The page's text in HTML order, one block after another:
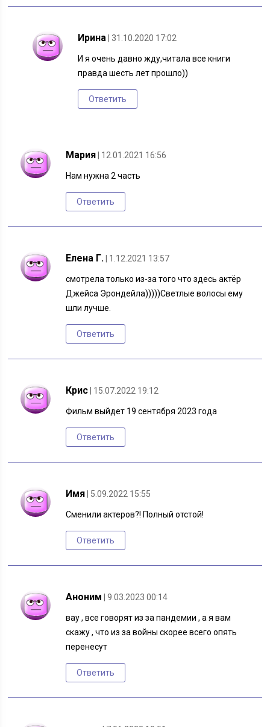
Ирина | 31.10.2020 17:02
И я очень давно жду,читала все книги
правда шесть лет прошло))
Ответить
Мария | 12.01.2021 16:56
Нам нужна 2 часть
Ответить
Елена Г. | 1.12.2021 13:57
смотрела только из-за того что здесь актёр
Джейса Эрондейла)))))Светлые волосы ему
шли лучше.
Ответить
Крис | 15.07.2022 19:12
Фильм выйдет 19 сентября 2023 года
Ответить
Имя | 5.09.2022 15:55
Сменили актеров?! Полный отстой!
Ответить
Аноним | 9.03.2023 00:14
вау , все говорят из за пандемии , а я вам
скажу , что из за войны скорее всего опять
перенесут
Ответить